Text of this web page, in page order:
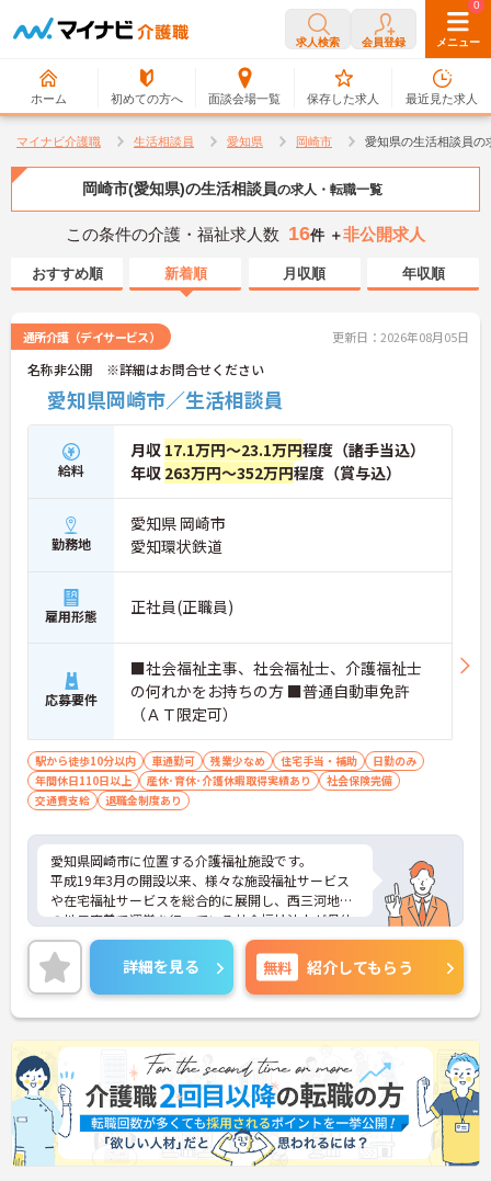
求人検索 会員登録 メニュー
ホーム 初めての方へ 面談会場一覧
0
保存した求人
0
最近見た求人
マイナビ介護職 生活相談員 愛知県 岡崎市 愛知県の生活相談員の
岡崎市(愛知県)の生活相談員の求人・転職一覧
この条件の介護・福祉求人数 16件 ＋非公開求人
おすすめ順 新着順 月収順 年収順
通所介護（デイサービス） 更新日：2026年08月05日
名称非公開 ※詳細はお問合せください
愛知県岡崎市／生活相談員
給料
月収 17.1万円～23.1万円程度（諸手当込）
年収 263万円～352万円程度（賞与込）
勤務地
愛知県 岡崎市
愛知環状鉄道
雇用形態 正社員(正職員)
応募要件
■社会福祉主事、社会福祉士、介護福祉士
の何れかをお持ちの方 ■普通自動車免許
（ＡＴ限定可）
駅から徒歩10分以内 車通勤可 残業少なめ 住宅手当・補助
日勤のみ
年間休日110日以上
産休･育休･介護休暇取得実績あり
社会保険完備
交通費支給
退職金制度あり
愛知県岡崎市に位置する介護福祉施設です。
平成19年3月の開設以来、様々な施設福祉サービス
や在宅福祉サービスを総合的に展開し、西三河地区
の地元密着で運営を行っている社会福祉法人が母体
となっています。
リゾートホテル・スポーツクラブ・ゴルフ練習場優
待利用などユニークな福利厚生もありますので、リ
フレッシュしながら元気に働きたいという方、是非
ご応募ください！
興味のある方はお気軽にお問い合わせください。
詳細を見る 無料 紹介してもらう